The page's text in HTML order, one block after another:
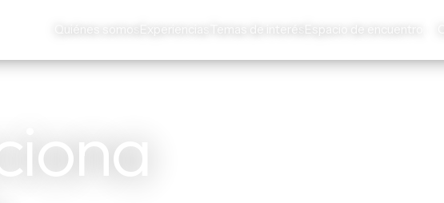
Experiencias Espacio de encuentro